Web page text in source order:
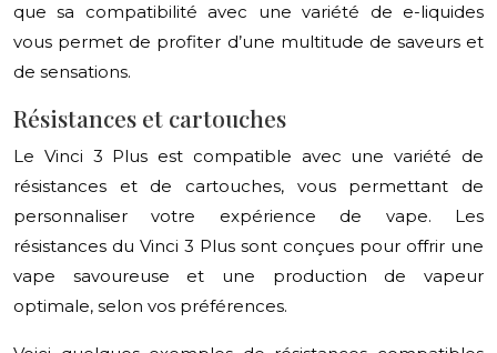
que sa compatibilité avec une variété de e-liquides
vous permet de profiter d’une multitude de saveurs et
de sensations.
Résistances et cartouches
Le Vinci 3 Plus est compatible avec une variété de
résistances et de cartouches, vous permettant de
personnaliser votre expérience de vape. Les
résistances du Vinci 3 Plus sont conçues pour offrir une
vape savoureuse et une production de vapeur
optimale, selon vos préférences.